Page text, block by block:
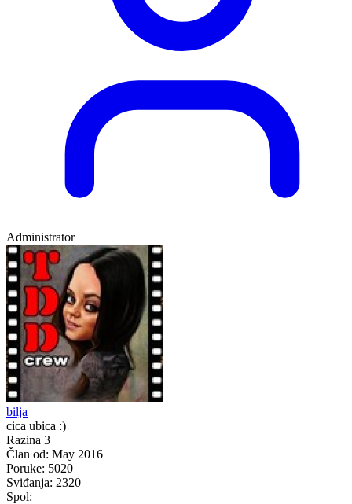
Administrator
bilja
cica ubica :)
Razina 3
Član od: May 2016
Poruke: 5020
Sviđanja: 2320
Spol: